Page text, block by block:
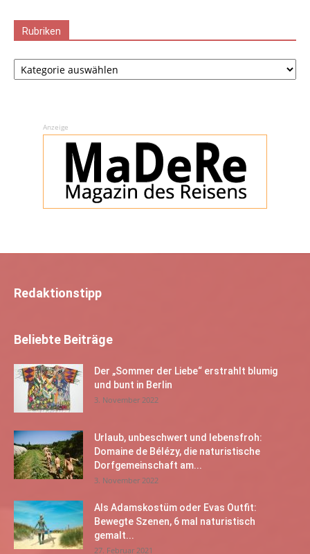
Rubriken
Rubriken
Anzeige
Redaktionstipp
Beliebte Beiträge
Der „Sommer der Liebe“ erstrahlt blumig
und bunt in Berlin
3. November 2022
Urlaub, unbeschwert und lebensfroh:
Domaine de Bélézy, die naturistische
Dorfgemeinschaft am...
3. November 2022
Als Adamskostüm oder Evas Outfit:
Bewegte Szenen, 6 mal naturistisch
gemalt...
27. Februar 2021